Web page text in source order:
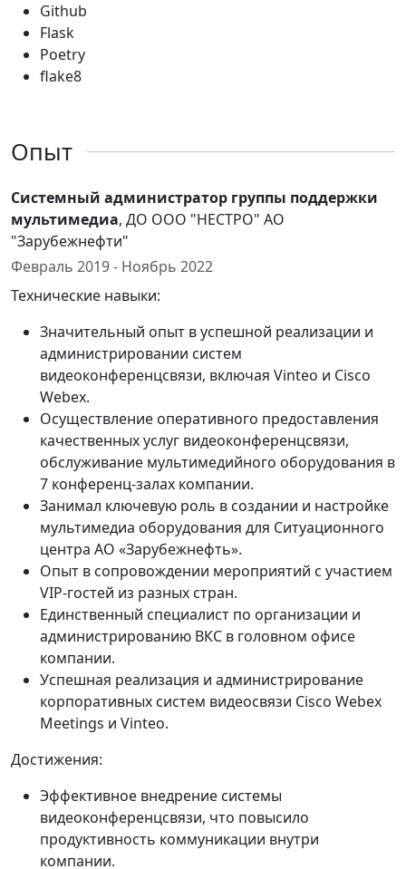
Github
Flask
Poetry
flake8
Опыт
Системный администратор группы поддержки
мультимедиа, ДО ООО "НЕСТРО" АО
"Зарубежнефти"
Февраль 2019 - Ноябрь 2022
Технические навыки:
Значительный опыт в успешной реализации и
администрировании систем
видеоконференцсвязи, включая Vinteo и Cisco
Webex.
Осуществление оперативного предоставления
качественных услуг видеоконференцсвязи,
обслуживание мультимедийного оборудования в
7 конференц-залах компании.
Занимал ключевую роль в создании и настройке
мультимедиа оборудования для Ситуационного
центра АО «Зарубежнефть».
Опыт в сопровождении мероприятий с участием
VIP-гостей из разных стран.
Единственный специалист по организации и
администрированию ВКС в головном офисе
компании.
Успешная реализация и администрирование
корпоративных систем видеосвязи Cisco Webex
Meetings и Vinteo.
Достижения:
Эффективное внедрение системы
видеоконференцсвязи, что повысило
продуктивность коммуникации внутри
компании.